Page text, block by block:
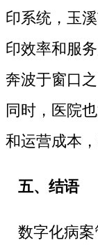
印系统，玉
印效率和服
奔波于窗口
同时，医院
和运营成本
五、结语
数字化病案